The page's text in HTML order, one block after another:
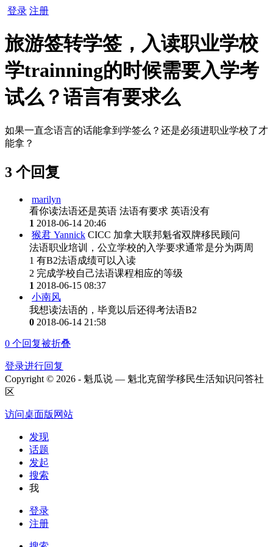
登录 注册
旅游签转学签，入读职业学校
学trainning的时候需要入学考
试么？语言有要求么
如果一直念语言的话能拿到学签么？还是必须进职业学校了才
能拿？
3 个回复
marilyn
看你读法语还是英语 法语有要求 英语没有
1 2018-06-14 20:46
猴君 Yannick CICC 加拿大联邦魁省双牌移民顾问
法语职业培训，公立学校的入学要求通常是分为两周
1 有B2法语成绩可以入读
2 完成学校自己法语课程相应的等级
1 2018-06-15 08:37
小南风
我想读法语的，毕竟以后还得考法语B2
0 2018-06-14 21:58
0 个回复被折叠
登录进行回复
Copyright © 2026 - 魁瓜说 — 魁北克留学移民生活知识问答社
区
访问桌面版网站
发现
话题
发起
搜索
我
登录
注册